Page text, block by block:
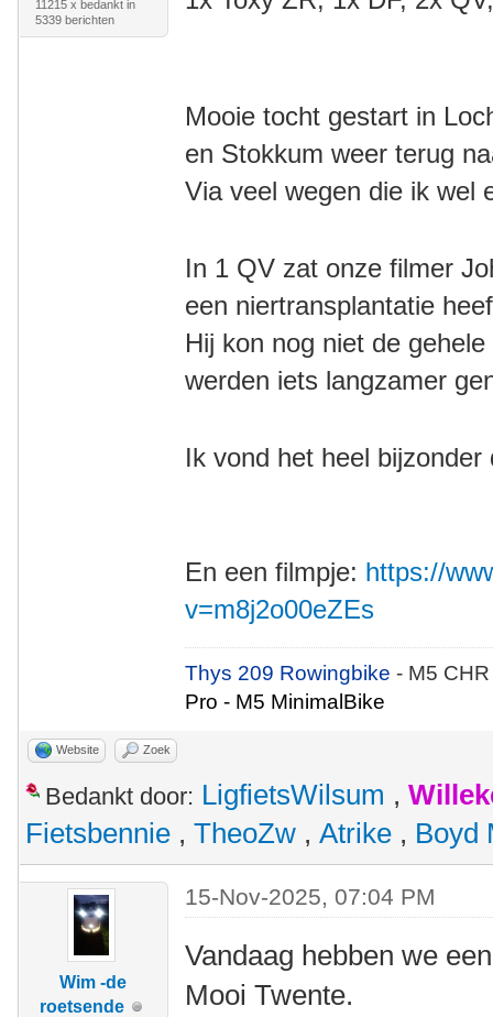
11215 x bedankt in
5339 berichten
Mooie tocht gestart in
en Stokkum weer terug
Via veel wegen die ik wel
In 1 QV zat onze filmer
een niertransplantatie
Hij kon nog niet de
werden iets langzamer
Ik vond het heel
En een filmpje: https://
v=m8j2o00eZEs
Thys 209 Rowingbike- M5
Pro - M5 MinimalBike
Website Zoek
Bedankt door: LigfietsWilsum ,
Fietsbennie , TheoZw , Atrike , Boyd
Wim -de
roetsende
15-Nov-2025, 07:04 PM
Vandaag hebben we
Mooi Twente.